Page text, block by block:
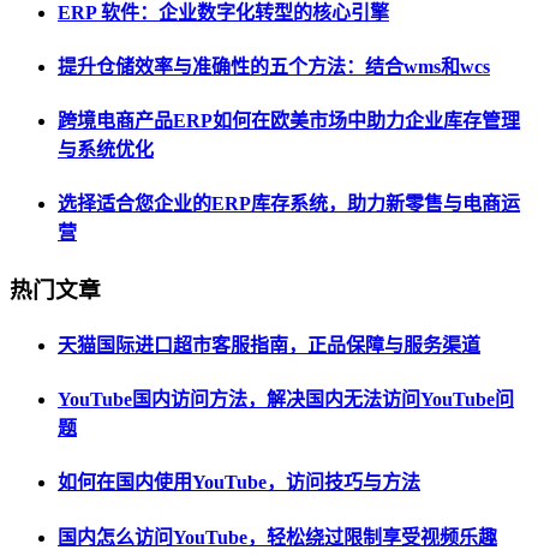
ERP 软件：企业数字化转型的核心引擎
提升仓储效率与准确性的五个方法：结合wms和wcs
跨境电商产品ERP如何在欧美市场中助力企业库存管理
与系统优化
选择适合您企业的ERP库存系统，助力新零售与电商运
营
热门文章
天猫国际进口超市客服指南，正品保障与服务渠道
YouTube国内访问方法，解决国内无法访问YouTube问
题
如何在国内使用YouTube，访问技巧与方法
国内怎么访问YouTube，轻松绕过限制享受视频乐趣